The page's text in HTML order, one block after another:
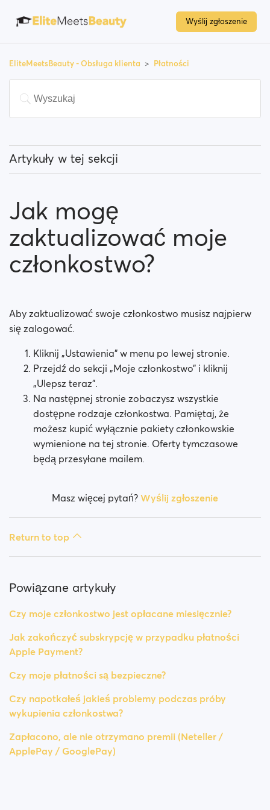
Wyślij zgłoszenie
EliteMeetsBeauty - Obsługa klienta Płatności
Artykuły w tej sekcji
Jak mogę zaktualizować moje członkostwo?
Jakich metod płatności mogę używać?
Czy moje płatności są bezpieczne?
Czy moje członkostwo odnowi się automatycznie?
Czy napotkałeś jakieś problemy podczas próby
wykupienia członkostwa?
Jak zażądać zwrotu pieniędzy?
Nie mogę zapłacić / Karta zostaje odrzucona
Zapłacono, ale nie otrzymano premii (Neteller /
Jak zakończyć subskrypcję w przypadku płatności
Jak mogę
zaktualizować moje
członkostwo?
Aby zaktualizować swoje członkostwo musisz najpierw
się zalogować.
Kliknij „Ustawienia” w menu po lewej stronie.
Przejdź do sekcji „Moje członkostwo” i kliknij
„Ulepsz teraz”.
Na następnej stronie zobaczysz wszystkie
dostępne rodzaje członkostwa. Pamiętaj, że
możesz kupić wyłącznie pakiety członkowskie
wymienione na tej stronie. Oferty tymczasowe
będą przesyłane mailem.
Masz więcej pytań? Wyślij zgłoszenie
Return to top
Powiązane artykuły
Czy moje członkostwo jest opłacane miesięcznie?
Jak zakończyć subskrypcję w przypadku płatności
Apple Payment?
Czy moje płatności są bezpieczne?
Czy napotkałeś jakieś problemy podczas próby
wykupienia członkostwa?
Zapłacono, ale nie otrzymano premii (Neteller /
ApplePay / GooglePay)